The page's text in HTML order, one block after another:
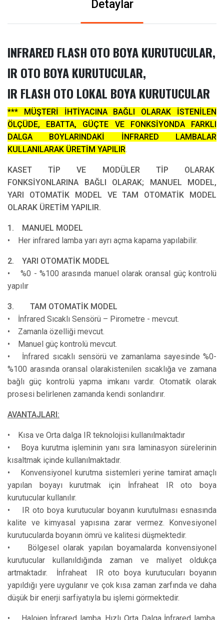
Detaylar
INFRARED FLASH OTO BOYA KURUTUCULAR,
IR OTO BOYA KURUTUCULAR,
IR FLASH OTO LOKAL BOYA KURUTUCULAR
*** MÜŞTERİ İHTİYACINA BAĞLI OLARAK İSTENİLEN
ÖLÇÜDE, EBATTA, GÜÇTE VE FONKSİYONDA FARKLI
DALGA BOYLARINDAKİ İNFRARED LAMBALAR
KULLANILARAK ÜRETİM YAPILIR.
KASET TİP VE MODÜLER TİP OLARAK
FONKSİYONLARINA BAĞLI OLARAK; MANUEL MODEL,
YARI OTOMATİK MODEL VE TAM OTOMATİK MODEL
OLARAK ÜRETİM YAPILIR.
1. MANUEL MODEL
• Her infrared lamba yarı ayrı açma kapama yapılabilir.
2. YARI OTOMATİK MODEL
• %0 - %100 arasında manuel olarak oransal güç kontrolü
yapılır
3. TAM OTOMATİK MODEL
• İnfrared Sıcaklı Sensörü – Pirometre - mevcut.
• Zamanla özelliği mevcut.
• Manuel güç kontrolü mevcut.
• İnfrared sıcaklı sensörü ve zamanlama sayesinde %0-
%100 arasında oransal olarakistenilen sıcaklığa ve zamana
bağlı güç kontrolü yapma imkanı vardır. Otomatik olarak
prosesi belirlenen zamanda kendi sonlandırır.
AVANTAJLARI:
• Kısa ve Orta dalga IR teknolojisi kullanılmaktadır
• Boya kurutma işleminin yanı sıra laminasyon sürelerinin
kısaltmak içinde kullanılmaktadır.
• Konvensiyonel kurutma sistemleri yerine tamirat amaçlı
yapılan boyayı kurutmak için İnfraheat IR oto boya
kurutucular kullanılır.
• IR oto boya kurutucular boyanın kurutulması esnasında
kalite ve kimyasal yapısına zarar vermez. Konvesiyonel
kurutucularda boyanın ömrü ve kalitesi düşmektedir.
• Bölgesel olarak yapılan boyamalarda konvensiyonel
kurutucular kullanıldığında zaman ve maliyet oldukça
artmaktadır. İnfraheat IR oto boya kurutucuları boyanın
yapıldığı yere uygulanır ve çok kısa zaman zarfında ve daha
düşük bir enerji sarfiyatıyla bu işlemi görmektedir.